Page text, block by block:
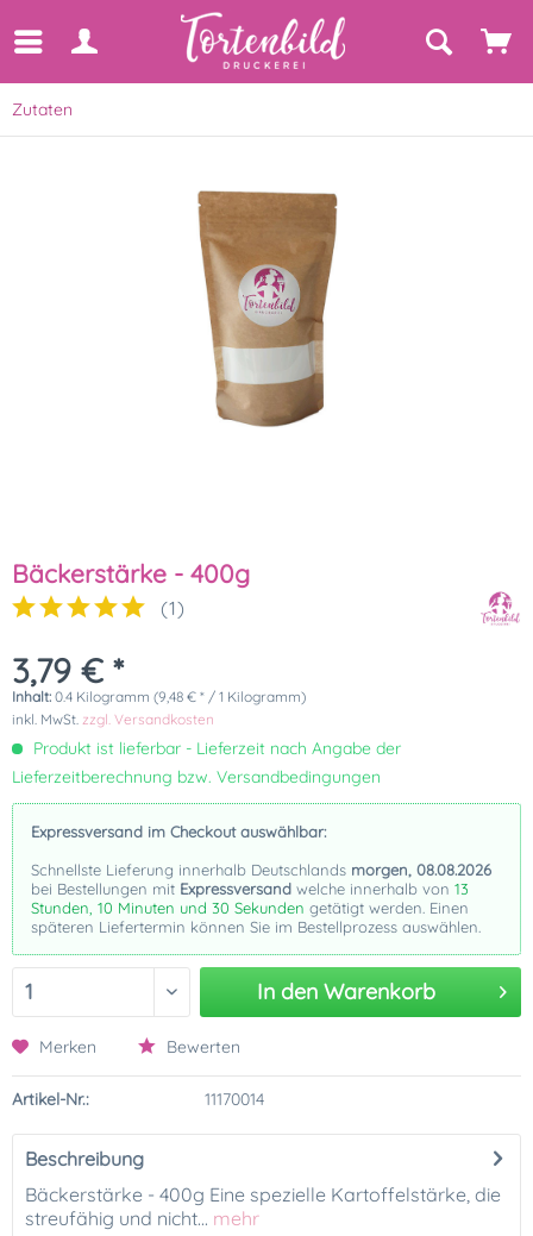
Zutaten
Bäckerstärke - 400g
(1)
3,79 € *
Inhalt: 0.4 Kilogramm (9,48 € * / 1 Kilogramm)
inkl. MwSt. zzgl. Versandkosten
Produkt ist lieferbar - Lieferzeit nach Angabe der
Lieferzeitberechnung bzw. Versandbedingungen
Expressversand im Checkout auswählbar:
Schnellste Lieferung innerhalb Deutschlands morgen, 08.08.2026
bei Bestellungen mit Expressversand welche innerhalb von 13
Stunden, 10 Minuten und 30 Sekunden getätigt werden. Einen
späteren Liefertermin können Sie im Bestellprozess auswählen.
In den Warenkorb
Merken Bewerten
Artikel-Nr.: 11170014
Beschreibung
Bäckerstärke - 400g Eine spezielle Kartoffelstärke, die
streufähig und nicht... mehr